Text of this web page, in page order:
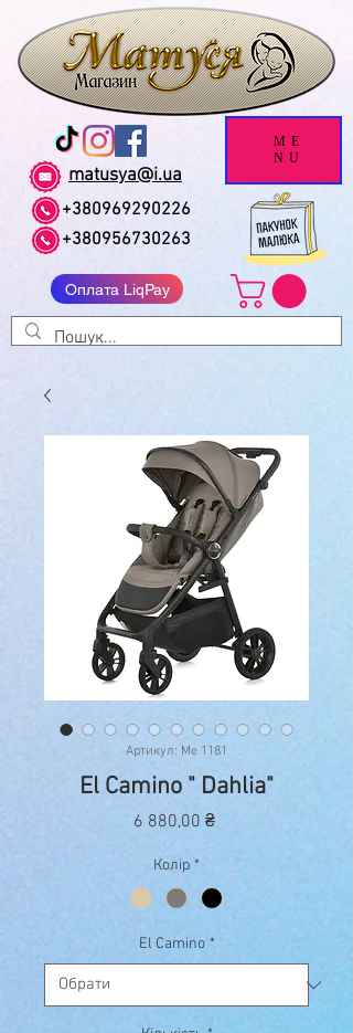
matusya@i.ua
+380969290226
+380956730263
Оплата LiqPay
ME
NU
Артикул: Me 1181
El Camino " Dahlia"
6 880,00 ₴Ціна
Колір *
El Camino *